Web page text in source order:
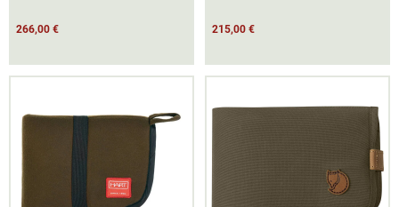
266,00 € 215,00 €